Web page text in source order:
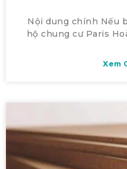
Nội dung chính Nếu
hộ chung cư Paris
Xem